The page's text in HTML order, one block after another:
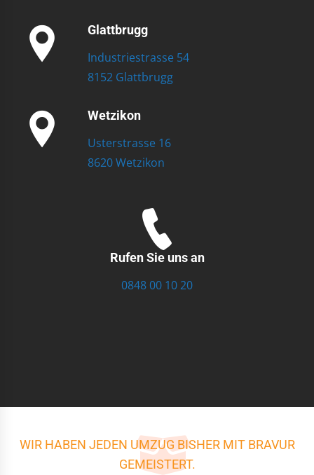
Glattbrugg
Industriestrasse 54
8152 Glattbrugg
Wetzikon
Usterstrasse 16
8620 Wetzikon
Rufen Sie uns an
0848 00 10 20
WIR HABEN JEDEN UMZUG BISHER MIT BRAVUR
GEMEISTERT.